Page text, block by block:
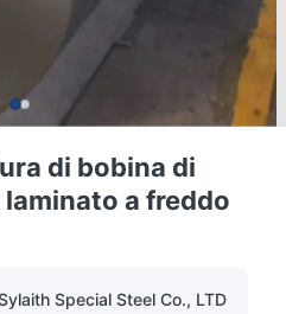
di bobina di
a freddo
Special Steel Co., LTD